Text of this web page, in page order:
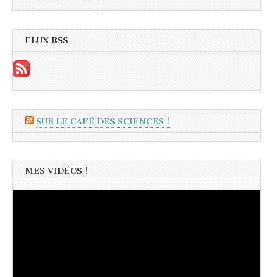
FLUX RSS
SUR LE CAFÉ DES SCIENCES !
MES VIDÉOS !